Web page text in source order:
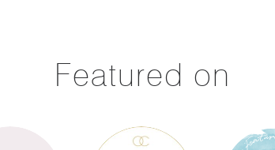
Featured on